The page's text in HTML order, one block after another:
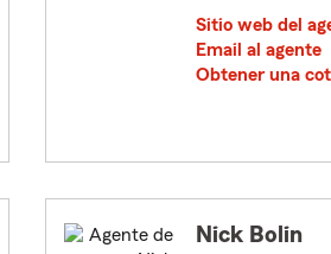
Sitio web del
Email al agente
Obtener una
Nick Bolin